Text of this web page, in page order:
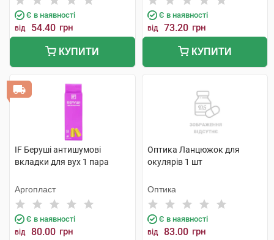
Є в наявності
від 54.40 грн
КУПИТИ
Є в наявності
від 73.20 грн
КУПИТИ
IF Беруші антишумові
вкладки для вух 1 пара
Аргопласт
Є в наявності
від 80.00 грн
Оптика Ланцюжок для
окулярів 1 шт
Оптика
Є в наявності
від 83.00 грн